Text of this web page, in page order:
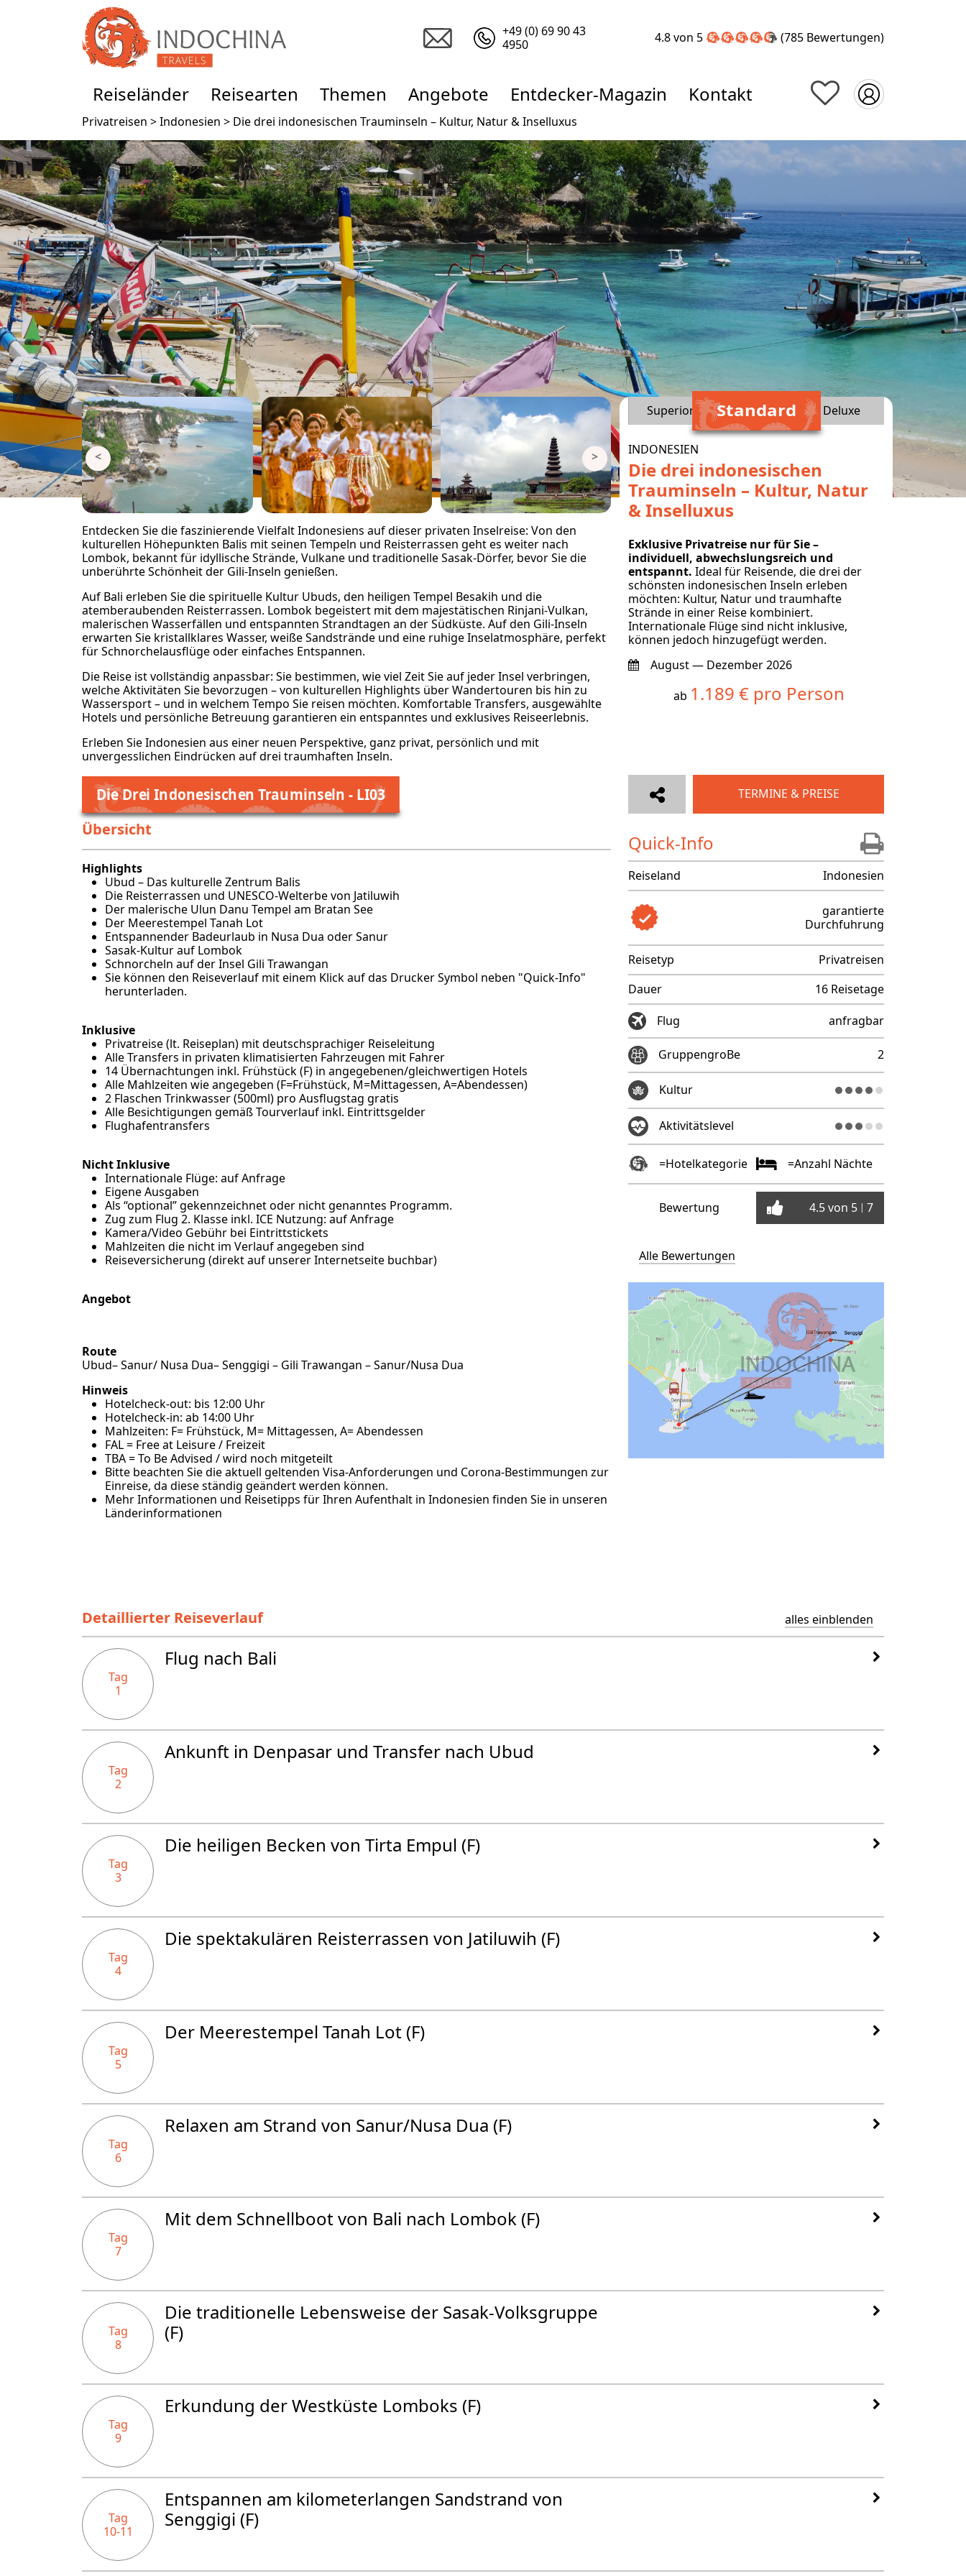
+49 (0) 69 90 43
4950
4.8 von 5 (785 Bewertungen)
Reiseländer Reisearten Themen Angebote Entdecker-Magazin Kontakt
Privatreisen >Indonesien > Die drei indonesischen Trauminseln – Kultur, Natur & Inselluxus
< >
Entdecken Sie die faszinierende Vielfalt Indonesiens auf dieser privaten Inselreise: Von den
kulturellen Höhepunkten Balis mit seinen Tempeln und Reisterrassen geht es weiter nach
Lombok, bekannt für idyllische Strände, Vulkane und traditionelle Sasak-Dörfer, bevor Sie die
unberührte Schönheit der Gili-Inseln genießen.
Auf Bali erleben Sie die spirituelle Kultur Ubuds, den heiligen Tempel Besakih und die
atemberaubenden Reisterrassen. Lombok begeistert mit dem majestätischen Rinjani-Vulkan,
malerischen Wasserfällen und entspannten Strandtagen an der Südküste. Auf den Gili-Inseln
erwarten Sie kristallklares Wasser, weiße Sandstrände und eine ruhige Inselatmosphäre, perfekt
für Schnorchelausflüge oder einfaches Entspannen.
Die Reise ist vollständig anpassbar: Sie bestimmen, wie viel Zeit Sie auf jeder Insel verbringen,
welche Aktivitäten Sie bevorzugen – von kulturellen Highlights über Wandertouren bis hin zu
Wassersport – und in welchem Tempo Sie reisen möchten. Komfortable Transfers, ausgewählte
Hotels und persönliche Betreuung garantieren ein entspanntes und exklusives Reiseerlebnis.
Erleben Sie Indonesien aus einer neuen Perspektive, ganz privat, persönlich und mit
unvergesslichen Eindrücken auf drei traumhaften Inseln.
Standard
Superior Deluxe
INDONESIEN
Die drei indonesischen
Trauminseln – Kultur, Natur
& Inselluxus
Exklusive Privatreise nur für Sie –
individuell, abwechslungsreich und
entspannt. Ideal für Reisende, die drei der
schönsten indonesischen Inseln erleben
möchten: Kultur, Natur und traumhafte
Strände in einer Reise kombiniert.
Internationale Flüge sind nicht inklusive,
können jedoch hinzugefügt werden.
August — Dezember 2026
ab 1.189 € pro Person
Die Drei Indonesischen Trauminseln - LI03
Übersicht
Highlights
Ubud – Das kulturelle Zentrum Balis
Die Reisterrassen und UNESCO-Welterbe von Jatiluwih
Der malerische Ulun Danu Tempel am Bratan See
Der Meerestempel Tanah Lot
Entspannender Badeurlaub in Nusa Dua oder Sanur
Sasak-Kultur auf Lombok
Schnorcheln auf der Insel Gili Trawangan
Sie können den Reiseverlauf mit einem Klick auf das Drucker Symbol neben "Quick-Info"
herunterladen.
Inklusive
Privatreise (lt. Reiseplan) mit deutschsprachiger Reiseleitung
Alle Transfers in privaten klimatisierten Fahrzeugen mit Fahrer
14 Übernachtungen inkl. Frühstück (F) in angegebenen/gleichwertigen Hotels
Alle Mahlzeiten wie angegeben (F=Frühstück, M=Mittagessen, A=Abendessen)
2 Flaschen Trinkwasser (500ml) pro Ausflugstag gratis
Alle Besichtigungen gemäß Tourverlauf inkl. Eintrittsgelder
Flughafentransfers
Nicht Inklusive
Internationale Flüge: auf Anfrage
Eigene Ausgaben
Als “optional” gekennzeichnet oder nicht genanntes Programm.
Zug zum Flug 2. Klasse inkl. ICE Nutzung: auf Anfrage
Kamera/Video Gebühr bei Eintrittstickets
Mahlzeiten die nicht im Verlauf angegeben sind
Reiseversicherung (direkt auf unserer Internetseite buchbar)
Angebot
Route
Ubud– Sanur/ Nusa Dua– Senggigi – Gili Trawangan – Sanur/Nusa Dua
Hinweis
Hotelcheck-out: bis 12:00 Uhr
Hotelcheck-in: ab 14:00 Uhr
Mahlzeiten: F= Frühstück, M= Mittagessen, A= Abendessen
FAL = Free at Leisure / Freizeit
TBA = To Be Advised / wird noch mitgeteilt
Bitte beachten Sie die aktuell geltenden Visa-Anforderungen und Corona-Bestimmungen zur
Einreise, da diese ständig geändert werden können.
Mehr Informationen und Reisetipps für Ihren Aufenthalt in Indonesien finden Sie in unseren
Länderinformationen
TERMINE & PREISE
Quick-Info
Reiseland Indonesien
garantierte
Durchfuhrung
Reisetyp
Privatreisen
Dauer
16 Reisetage
Flug
anfragbar
GruppengroBe 2
Kultur
Aktivitätslevel
=Hotelkategorie =Anzahl Nächte
Bewertung 4.5 von 5 | 7
Alle Bewertungen
Detaillierter Reiseverlauf alles einblenden
Tag
1
Flug nach Bali
Tag
2
Ankunft in Denpasar und Transfer nach Ubud
Tag
3
Die heiligen Becken von Tirta Empul (F)
Tag
4
Die spektakulären Reisterrassen von Jatiluwih (F)
Tag
5
Der Meerestempel Tanah Lot (F)
Tag
6
Relaxen am Strand von Sanur/Nusa Dua (F)
Tag
7
Mit dem Schnellboot von Bali nach Lombok (F)
Tag
8
Die traditionelle Lebensweise der Sasak-Volksgruppe
(F)
Tag
9
Erkundung der Westküste Lomboks (F)
Tag
10-11
Entspannen am kilometerlangen Sandstrand von
Senggigi (F)